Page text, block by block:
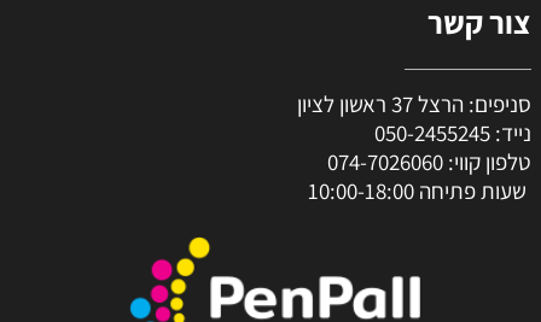
צור קשר
סניפים: הרצל 37 ראשון לציון
נייד: 050-2455245
טלפון קווי: 074-7026060
שעות פתיחה 10:00-18:00